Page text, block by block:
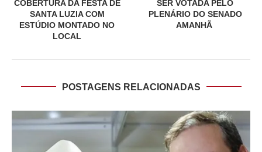
COBERTURA DA FESTA DE
SANTA LUZIA COM
ESTÚDIO MONTADO NO
LOCAL
SER VOTADA PELO
PLENÁRIO DO SENADO
AMANHÃ
POSTAGENS RELACIONADAS